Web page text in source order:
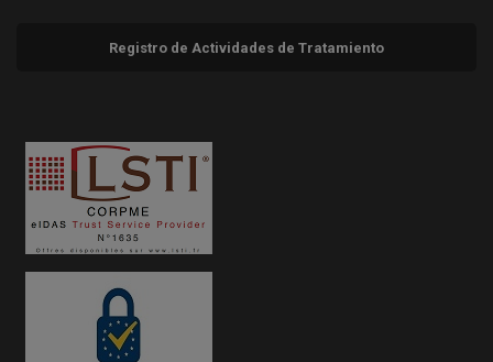
Registro de Actividades de Tratamiento